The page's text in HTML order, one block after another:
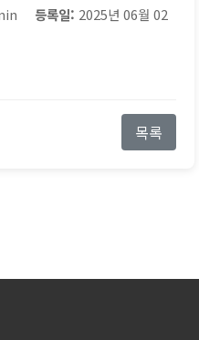
등록일: 2025년 06월 02
목록